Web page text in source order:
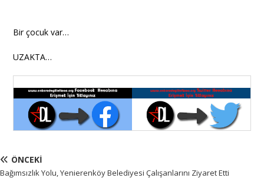
Bir çocuk var…
UZAKTA…
ÖNCEKI
Bağımsızlık Yolu, Yenierenköy Belediyesi Çalışanlarını Ziyaret Etti